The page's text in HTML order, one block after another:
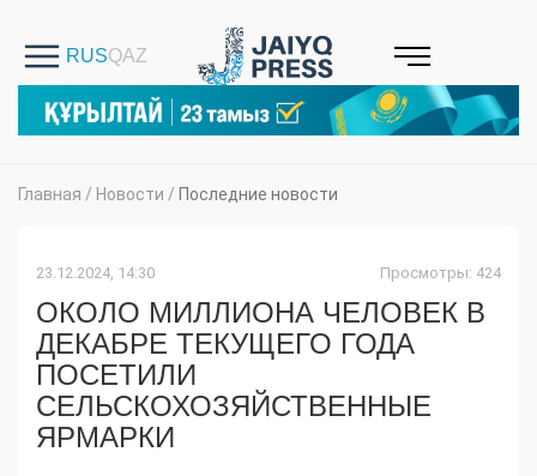
Главная / Новости / Последние новости
23.12.2024, 14:30 Просмотры: 424
ОКОЛО МИЛЛИОНА ЧЕЛОВЕК В
ДЕКАБРЕ ТЕКУЩЕГО ГОДА
ПОСЕТИЛИ
СЕЛЬСКОХОЗЯЙСТВЕННЫЕ
ЯРМАРКИ